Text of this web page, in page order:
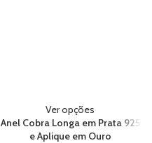
Ver opções
Anel Cobra Longa em Prata 925
e Aplique em Ouro